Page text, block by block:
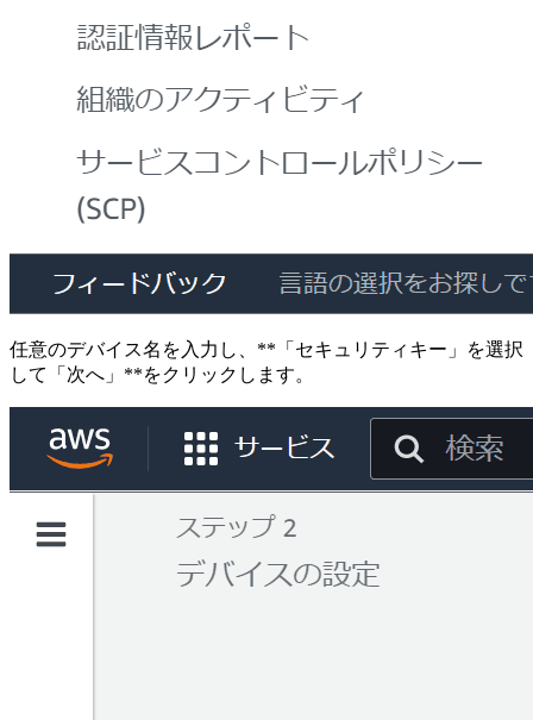
任意のデバイス名を入力し、**「セキュリティキー」を選択
して「次へ」**をクリックします。